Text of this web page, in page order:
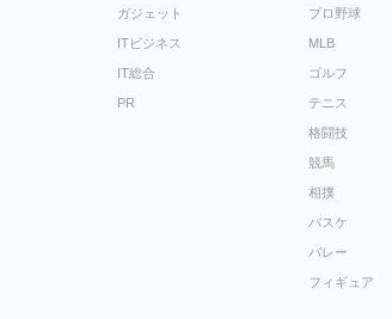
ガジェット
ITビジネス
IT総合
PR
プロ野球
MLB
ゴルフ
テニス
格闘技
競馬
相撲
バスケ
バレー
フィギュア